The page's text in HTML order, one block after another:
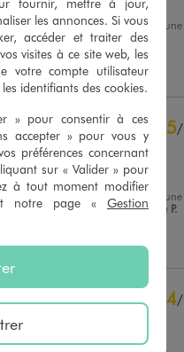
8
0
0
Avis du07/08/2026 , suite à
du25/07/2026 parSylvie C.
Utile(0) Signaler
5/
Avis vérifié et récompensé
Très confortable
Avis du 04/08/2026
, suite à
du22/07/2026 parVeronique P.
4/
Erreur de taille
les annonces. Si vous
accéder et traiter des
visites à ce site web, les
votre compte utilisateur
identifiants des cookies.
» pour consentir à ces
accepter » pour vous y
préférences concernant
sur « Valider » pour
à tout moment modifier
notre page « Gestion